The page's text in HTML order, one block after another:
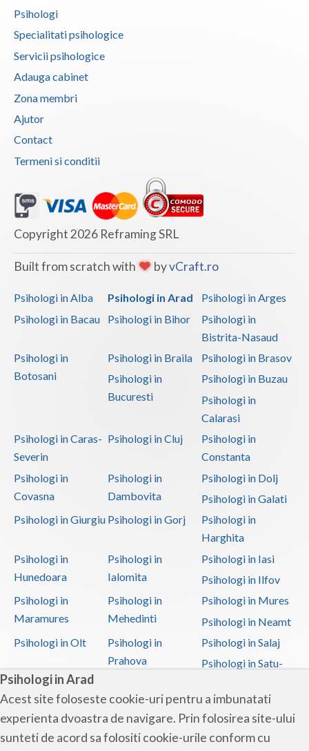
Psihologi in Arad
Acest site foloseste cookie-uri pentru a imbunatati
experienta dvoastra de navigare. Prin folosirea site-ului
sunteti de acord sa folositi cookie-urile conform cu
Psihologi
Specialitati psihologice
Servicii psihologice
Adauga cabinet
Zona membri
Ajutor
Contact
Termeni si conditii
Copyright 2026 Reframing SRL
Built from scratch with byvCraft.ro
Psihologi in Alba Psihologi in Arad
Psihologi in Arges
Psihologi in Bacau
Psihologi in Bihor
Psihologi in
Bistrita-Nasaud
Psihologi in
Botosani
Psihologi in Braila
Psihologi in Brasov
Psihologi in
Bucuresti
Psihologi in Buzau
Psihologi in
Calarasi
Psihologi in Caras-
Severin
Psihologi in Cluj
Psihologi in
Constanta
Psihologi in
Covasna
Psihologi in
Dambovita
Psihologi in Dolj
Psihologi in Galati
Psihologi in Giurgiu Psihologi in Gorj
Psihologi in
Harghita
Psihologi in
Hunedoara
Psihologi in
Ialomita
Psihologi in Iasi
Psihologi in Ilfov
Psihologi in
Maramures
Psihologi in
Mehedinti
Psihologi in Mures
Psihologi in Neamt
Psihologi in Olt
Psihologi in
Prahova
Psihologi in Salaj
Psihologi in Satu-
Psihologi in Sibiu
Psihologi in
Suceava
Psihologi in
Teleorman
Psihologi in Timis
Psihologi in Tulcea Psihologi in Valcea